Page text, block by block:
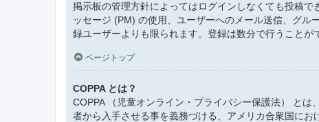
掲示板の管理方針によってはログインしなくても投稿
ッセージ (PM) の使用、ユーザーへのメール送信、グ
録ユーザーよりも限られます。登録は数分で行うことが
ページトップ
COPPA とは？
COPPA （児童オンライン・プライバシー保護法） と
者から入手させる事を義務づける、アメリカ合衆国に